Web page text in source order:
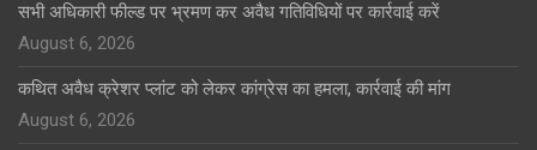
सभी अधिकारी फील्ड पर भ्रमण कर अवैध गतिविधियों पर कार्रवाई करें
August 6, 2026
कथित अवैध क्रेशर प्लांट को लेकर कांग्रेस का हमला, कार्रवाई की मांग
August 6, 2026